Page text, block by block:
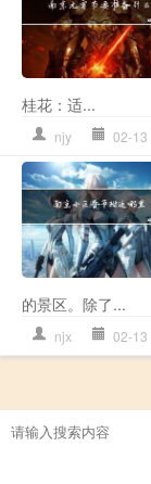
桂花：适...
njy 02-13
的景区。除了...
njx 02-13